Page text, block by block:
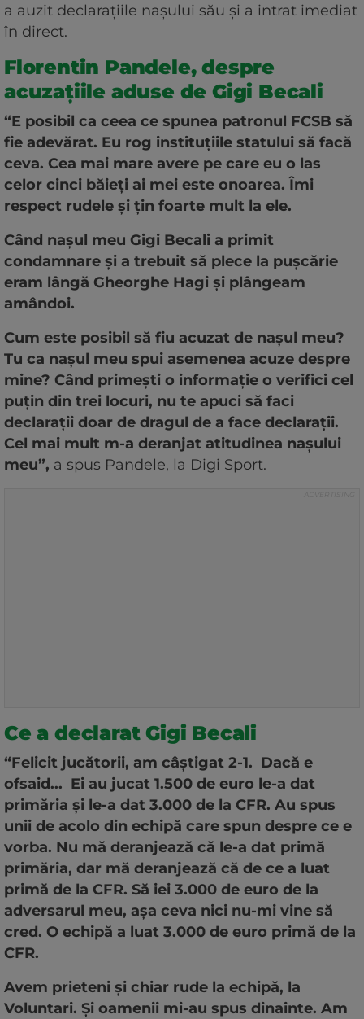
a auzit declarațiile nașului său și a intrat imediat
în direct.
Florentin Pandele, despre
acuzațiile aduse de Gigi Becali
“E posibil ca ceea ce spunea patronul FCSB să
fie adevărat. Eu rog instituţiile statului să facă
ceva. Cea mai mare avere pe care eu o las
celor cinci băieţi ai mei este onoarea. Îmi
respect rudele şi ţin foarte mult la ele.
Când naşul meu Gigi Becali a primit
condamnare şi a trebuit să plece la puşcărie
eram lângă Gheorghe Hagi şi plângeam
amândoi.
Cum este posibil să fiu acuzat de naşul meu?
Tu ca naşul meu spui asemenea acuze despre
mine? Când primeşti o informaţie o verifici cel
puţin din trei locuri, nu te apuci să faci
declaraţii doar de dragul de a face declaraţii.
Cel mai mult m-a deranjat atitudinea naşului
meu”, a spus Pandele, la Digi Sport.
Ce a declarat Gigi Becali
“Felicit jucătorii, am câştigat 2-1. Dacă e
ofsaid... Ei au jucat 1.500 de euro le-a dat
primăria şi le-a dat 3.000 de la CFR. Au spus
unii de acolo din echipă care spun despre ce e
vorba. Nu mă deranjează că le-a dat primă
primăria, dar mă deranjează că de ce a luat
primă de la CFR. Să iei 3.000 de euro de la
adversarul meu, aşa ceva nici nu-mi vine să
cred. O echipă a luat 3.000 de euro primă de la
CFR.
Avem prieteni şi chiar rude la echipă, la
Voluntari. Şi oamenii mi-au spus dinainte. Am